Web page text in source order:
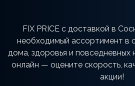
FIX PRICE с доставкой в
необходимый ассортимент в
дома, здоровья и повседневных
онлайн — оцените скорость,
акции!